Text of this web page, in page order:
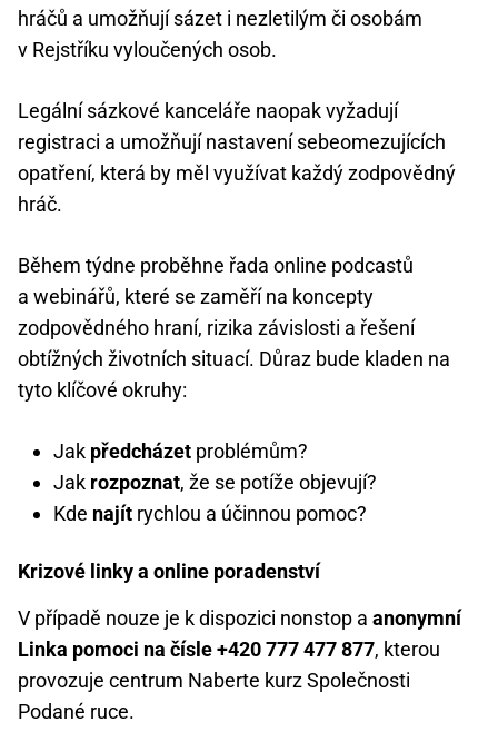
hráčů a umožňují sázet i nezletilým či osobám
v Rejstříku vyloučených osob.
Legální sázkové kanceláře naopak vyžadují
registraci a umožňují nastavení sebeomezujících
opatření, která by měl využívat každý zodpovědný
hráč.
Během týdne proběhne řada online podcastů
a webinářů, které se zaměří na koncepty
zodpovědného hraní, rizika závislosti a řešení
obtížných životních situací. Důraz bude kladen na
tyto klíčové okruhy:
Jak předcházet problémům?
Jak rozpoznat, že se potíže objevují?
Kde najít rychlou a účinnou pomoc?
Krizové linky a online poradenství
V případě nouze je k dispozici nonstop a anonymní
Linka pomoci na čísle +420 777 477 877, kterou
provozuje centrum Naberte kurz Společnosti
Podané ruce.